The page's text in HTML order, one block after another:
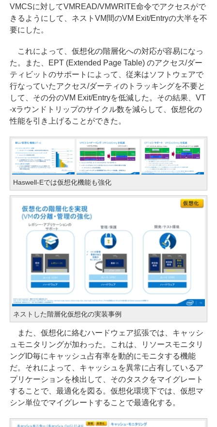
VMCSに対してVMREAD/VMWRITE命令でアクセスがで
きるようにして、ネストVM間のVM Exit/Entryの大半を不
要にした。
これによって、仮想化の階層化への対応が容易になっ
た。また、EPT (Extended Page Table) のアクセス/ダー
ティビットのサポートによって、従来はソフトウェアで
行なっていたアクセス/ダーティのトラッキングを不要と
して、その分のVM Exit/Entryを低減した。その結果、VT
-xラウンドトリップのサイクル数を減らして、仮想化の
性能を引き上げることができた。
Haswell-Eでは仮想化機能も強化
ネストした階層化仮想化の実装事例
また、仮想化に絡むハードウェア拡張では、キャッシ
ュモニタリングが加わった。これは、リソースモニタリ
ングID毎にキャッシュ占有率を動的にモニタする機能
だ。それによって、キャッシュを異常に占有しているア
プリケーションを検出して、そのタスクをマイグレート
することで、最適化を図る。仮想化環境下では、仮想マ
シン単位でマイグレートすることで最適化する。